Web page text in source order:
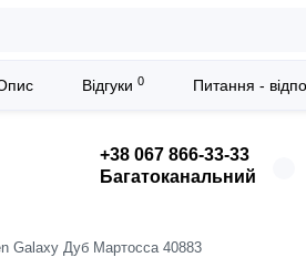
+38 067 866-33-33
Багатоканальний
Galaxy Дуб Мартосса 40883
Відгуки 0 Питання -